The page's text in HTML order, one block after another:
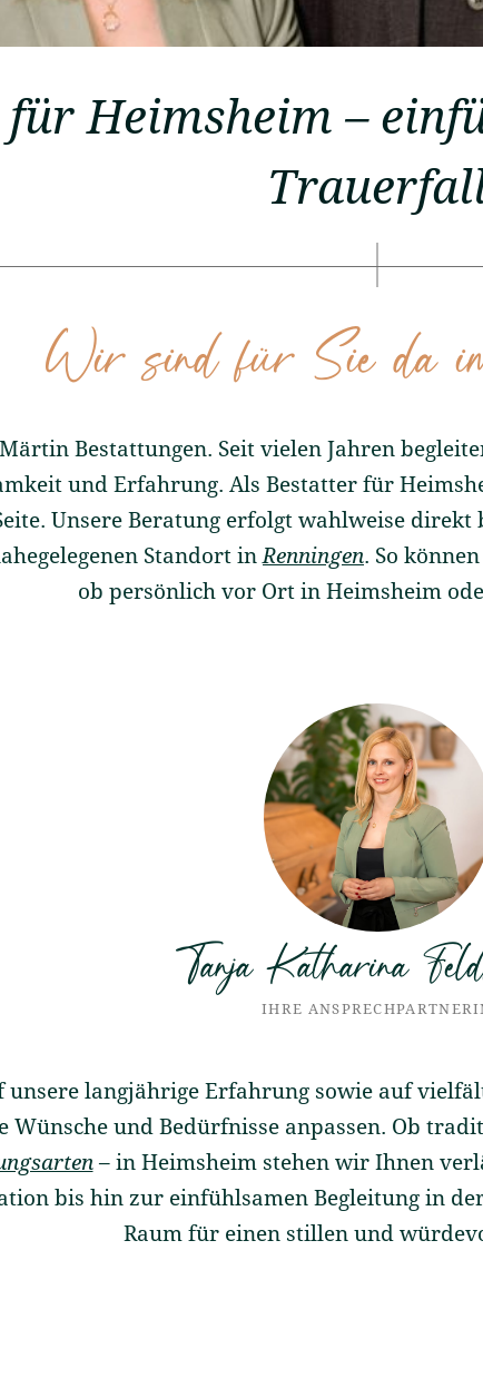
Heimsheim –
Wir sind für Sie da
Bestattungen. Seit vielen Jahren
und Erfahrung. Als Bestatter für
Unsere Beratung erfolgt wahlweise
Standort in Renningen. So
ob persönlich vor Ort in Heimsheim
Tanja Katharina
IHRE
unsere langjährige Erfahrung sowie auf
Wünsche und Bedürfnisse anpassen. Ob
– in Heimsheim stehen wir Ihnen
bis hin zur einfühlsamen Begleitung in
Raum für einen stillen und